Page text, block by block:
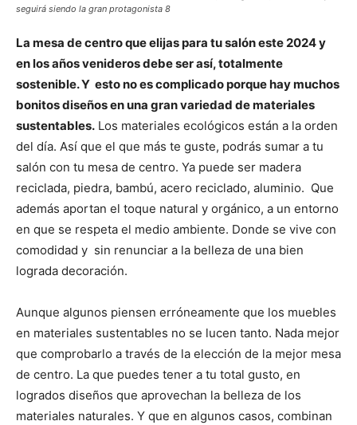
seguirá siendo la gran protagonista 8
La mesa de centro que elijas para tu salón este 2024 y
en los años venideros debe ser así, totalmente
sostenible. Y esto no es complicado porque hay muchos
bonitos diseños en una gran variedad de materiales
sustentables. Los materiales ecológicos están a la orden
del día. Así que el que más te guste, podrás sumar a tu
salón con tu mesa de centro. Ya puede ser madera
reciclada, piedra, bambú, acero reciclado, aluminio. Que
además aportan el toque natural y orgánico, a un entorno
en que se respeta el medio ambiente. Donde se vive con
comodidad y sin renunciar a la belleza de una bien
lograda decoración.
Aunque algunos piensen erróneamente que los muebles
en materiales sustentables no se lucen tanto. Nada mejor
que comprobarlo a través de la elección de la mejor mesa
de centro. La que puedes tener a tu total gusto, en
logrados diseños que aprovechan la belleza de los
materiales naturales. Y que en algunos casos, combinan